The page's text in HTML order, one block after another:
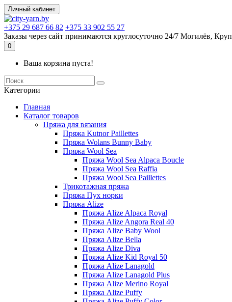
Личный кабинет
+375 29 687 66 82 +375 33 902 55 27
Заказы через сайт принимаются круглосуточно 24/7 Могилёв,
0
Ваша корзина пуста!
Kатегории
Главная
Каталог товаров
Пряжа для вязания
Пряжа Kutnor Paillettes
Пряжа Wolans Bunny Baby
Пряжа Wool Sea
Пряжа Wool Sea Alpaca Boucle
Пряжа Wool Sea Raffia
Пряжа Wool Sea Paillettes
Трикотажная пряжа
Пряжа Пух норки
Пряжа Alize
Пряжа Alize Alpaca Royal
Пряжа Alize Angora Real 40
Пряжа Alize Baby Wool
Пряжа Alize Bella
Пряжа Alize Diva
Пряжа Alize Kid Royal 50
Пряжа Alize Lanagold
Пряжа Alize Lanagold Plus
Пряжа Alize Merino Royal
Пряжа Alize Puffy